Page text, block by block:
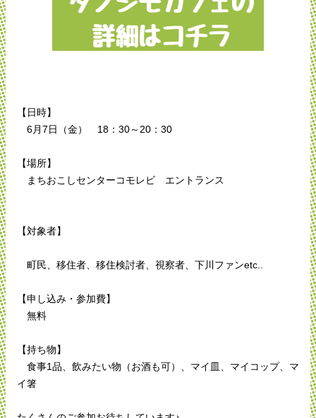
【日時】
6月7日（金） 18：30～20：30
【場所】
まちおこしセンターコモレビ エントランス
【対象者】
町民、移住者、移住検討者、視察者、下川ファンetc..
【申し込み・参加費】
無料
【持ち物】
食事1品、飲みたい物（お酒も可）、マイ皿、マイコップ、マ
イ箸